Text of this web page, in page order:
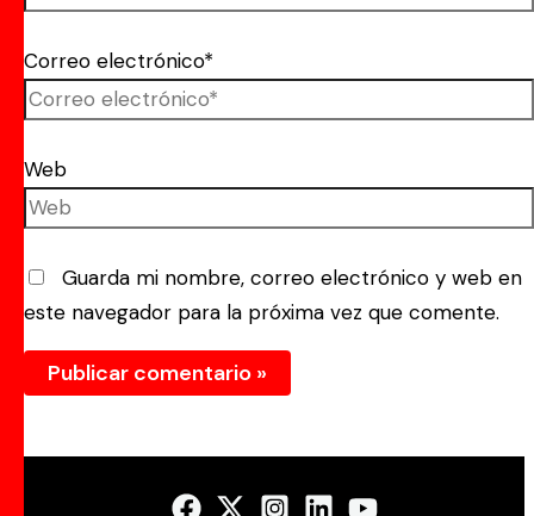
Correo electrónico*
Web
Guarda mi nombre, correo electrónico y web en
este navegador para la próxima vez que comente.